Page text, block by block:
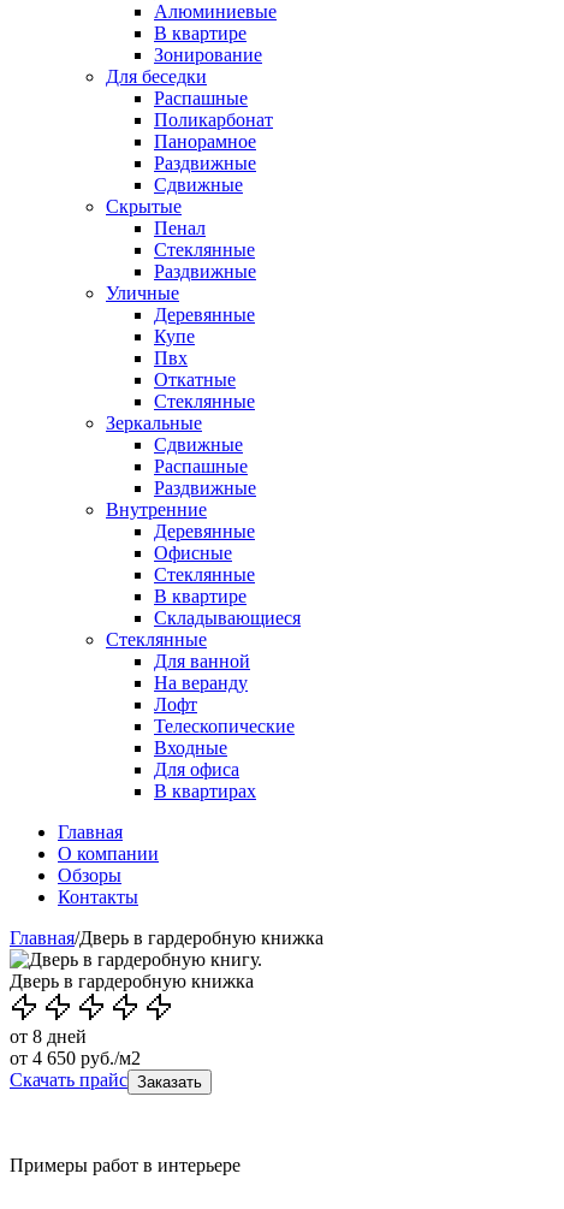
Алюминиевые
В квартире
Зонирование
Для беседки
Распашные
Поликарбонат
Панорамное
Раздвижные
Сдвижные
Скрытые
Пенал
Стеклянные
Раздвижные
Уличные
Деревянные
Купе
Пвх
Откатные
Стеклянные
Зеркальные
Сдвижные
Распашные
Раздвижные
Внутренние
Деревянные
Офисные
Стеклянные
В квартире
Складывающиеся
Стеклянные
Для ванной
На веранду
Лофт
Телескопические
Входные
Для офиса
В квартирах
Главная
О компании
Обзоры
Контакты
Главная/Дверь в гардеробную книжка
Дверь в гардеробную книжка
от 8 дней
от 4 650 руб./м2
Скачать прайс Заказать
Примеры работ в интерьере